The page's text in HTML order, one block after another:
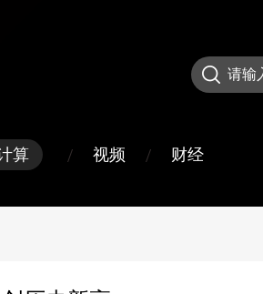
算 / 视频 / 财经